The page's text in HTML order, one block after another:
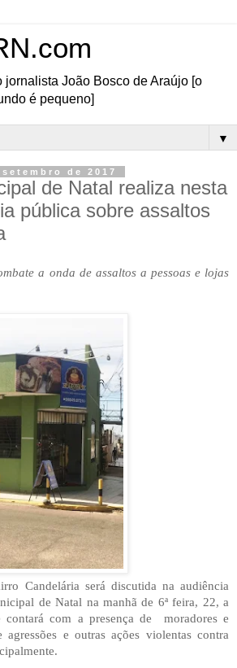
jornalista João Bosco de Araújo [o
é pequeno]
▼
de 2017
de Natal realiza nesta
pública sobre assaltos
a onda de assaltos a pessoas e lojas
Candelária será discutida na audiência
de Natal na manhã de 6ª feira, 22, a
contará com a presença de moradores e
agressões e outras ações violentas contra